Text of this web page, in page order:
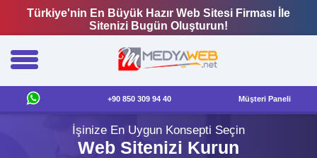
Türkiye'nin En Büyük Hazır Web Sitesi Firması İle
Sitenizi Bugün Oluşturun!
+90 850 309 94 40 Müşteri Paneli
İşinize En Uygun Konsepti Seçin
Web Sitenizi Kurun